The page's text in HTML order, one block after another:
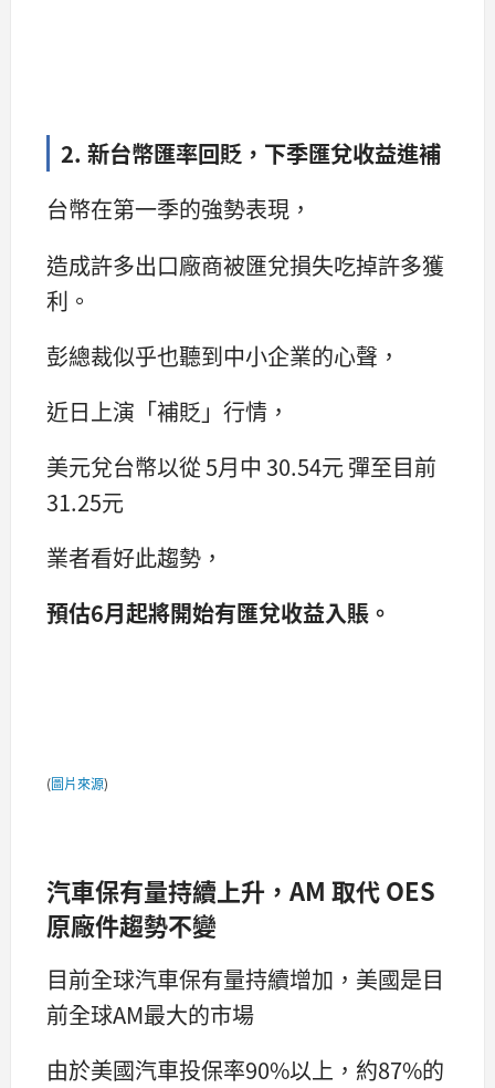
2. 新台幣匯率回貶，下季匯兌收益進補
台幣在第一季的強勢表現，
造成許多出口廠商被匯兌損失吃掉許多獲
利。
彭總裁似乎也聽到中小企業的心聲，
近日上演「補貶」行情，
美元兌台幣以從 5月中 30.54元 彈至目前
31.25元
業者看好此趨勢，
預估6月起將開始有匯兌收益入賬。
(圖片來源)
汽車保有量持續上升，AM 取代 OES
原廠件趨勢不變
目前全球汽車保有量持續增加，美國是目
前全球AM最大的市場
由於美國汽車投保率90%以上，約87%的